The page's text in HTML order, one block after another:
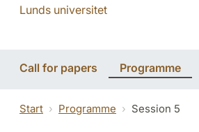
Lunds universitet
Call for papers Programme
Start Programme Session 5